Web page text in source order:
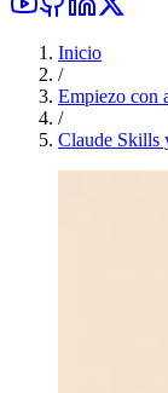
Inicio
/
Empiezo con
/
Claude Skills